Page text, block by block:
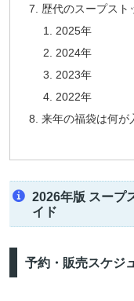
歴代のスープスト
2025年
2024年
2023年
2022年
来年の福袋は何が
2026年版 スープ
イド
予約・販売スケジ